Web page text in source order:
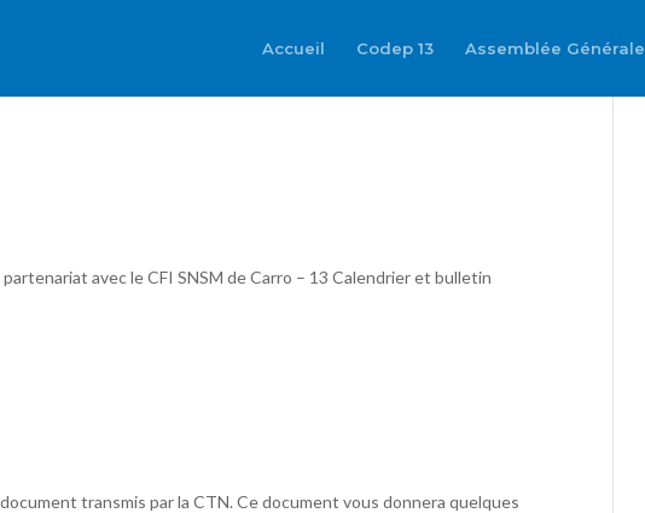
Accueil Codep 13 Assemblée Générale
avec le CFI SNSM de Carro – 13 Calendrier et bulletin
transmis par la CTN. Ce document vous donnera quelques